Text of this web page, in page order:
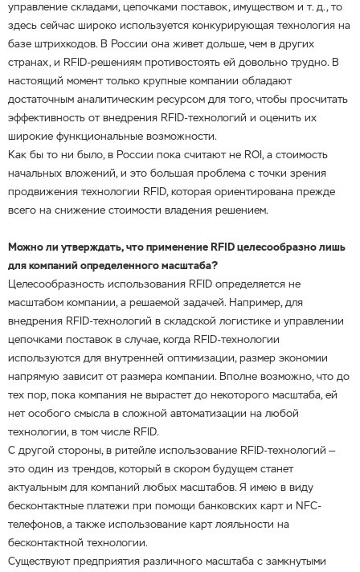
управление складами, цепочками поставок, имуществом и т. д., то
здесь сейчас широко используется конкурирующая технология на
базе штрихкодов. В России она живет дольше, чем в других
странах, и RFID-решениям противостоять ей довольно трудно. В
настоящий момент только крупные компании обладают
достаточным аналитическим ресурсом для того, чтобы просчитать
эффективность от внедрения RFID-технологий и оценить их
широкие функциональные возможности.
Как бы то ни было, в России пока считают не ROI, а стоимость
начальных вложений, и это большая проблема с точки зрения
продвижения технологии RFID, которая ориентирована прежде
всего на снижение стоимости владения решением.
Можно ли утверждать, что применение RFID целесообразно лишь
для компаний определенного масштаба?
Целесообразность использования RFID определяется не
масштабом компании, а решаемой задачей. Например, для
внедрения RFID-технологий в складской логистике и управлении
цепочками поставок в случае, когда RFID-технологии
используются для внутренней оптимизации, размер экономии
напрямую зависит от размера компании. Вполне возможно, что до
тех пор, пока компания не вырастет до некоторого масштаба, ей
нет особого смысла в сложной автоматизации на любой
технологии, в том числе RFID.
С другой стороны, в ритейле использование RFID-технологий —
это один из трендов, который в скором будущем станет
актуальным для компаний любых масштабов. Я имею в виду
бесконтактные платежи при помощи банковских карт и NFC-
телефонов, а также использование карт лояльности на
бесконтактной технологии.
Существуют предприятия различного масштаба с замкнутыми